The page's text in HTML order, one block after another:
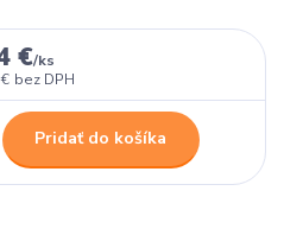
€/ks
bez DPH
Pridať do košíka